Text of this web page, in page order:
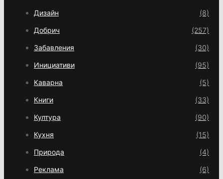
Дизайн (8)
Добрич (257)
Забавления (30)
Инициативи (95)
Каварна (5)
Книги (33)
Култура (90)
Кухня (15)
Природа (4)
Реклама (6)